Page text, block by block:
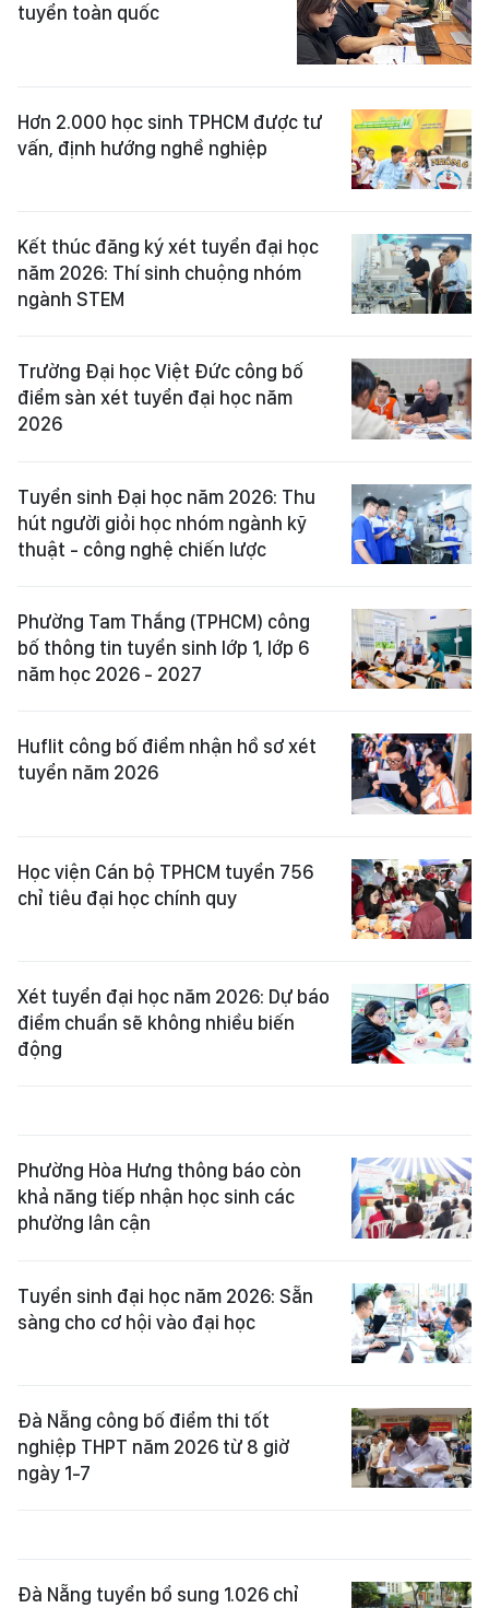
tuyển toàn quốc
Hơn 2.000 học sinh TPHCM được tư
vấn, định hướng nghề nghiệp
Kết thúc đăng ký xét tuyển đại học
năm 2026: Thí sinh chuộng nhóm
ngành STEM
Trường Đại học Việt Đức công bố
điểm sàn xét tuyển đại học năm
2026
Tuyển sinh Đại học năm 2026: Thu
hút người giỏi học nhóm ngành kỹ
thuật - công nghệ chiến lược
Phường Tam Thắng (TPHCM) công
bố thông tin tuyển sinh lớp 1, lớp 6
năm học 2026 - 2027
Huflit công bố điểm nhận hồ sơ xét
tuyển năm 2026
Học viện Cán bộ TPHCM tuyển 756
chỉ tiêu đại học chính quy
Xét tuyển đại học năm 2026: Dự báo
điểm chuẩn sẽ không nhiều biến
động
Phường Hòa Hưng thông báo còn
khả năng tiếp nhận học sinh các
phường lân cận
Tuyển sinh đại học năm 2026: Sẵn
sàng cho cơ hội vào đại học
Đà Nẵng công bố điểm thi tốt
nghiệp THPT năm 2026 từ 8 giờ
ngày 1-7
Đà Nẵng tuyển bổ sung 1.026 chỉ